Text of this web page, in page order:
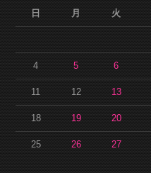
日
月 火
4 5 6
11 12 13
18 19 20
25 26 27